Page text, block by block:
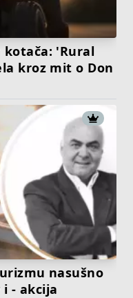
kotača: 'Rural
kroz mit o Don
nasušno
- akcija